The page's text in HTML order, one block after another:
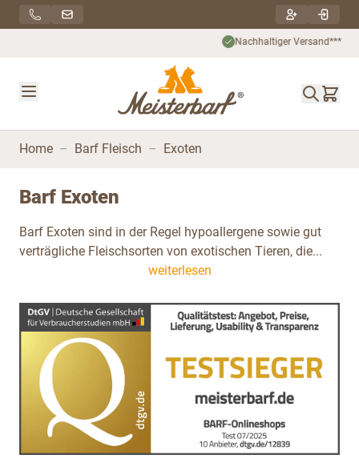
Direkt zum Inhalt
Nachhaltiger Versand***
Home – Barf Fleisch – Exoten
Barf Exoten
Barf Exoten sind in der Regel hypoallergene sowie gut
verträgliche Fleischsorten von exotischen Tieren, die...
weiterlesen